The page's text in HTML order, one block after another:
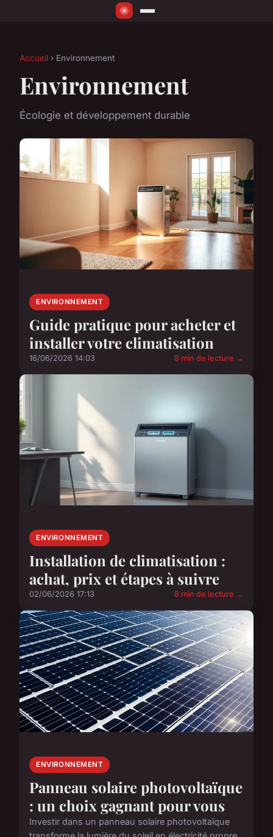
Accueil › Environnement
Environnement
Écologie et développement durable
ENVIRONNEMENT
Guide pratique pour acheter et
installer votre climatisation
16/06/2026 14:03 8 min de lecture →
ENVIRONNEMENT
Installation de climatisation :
achat, prix et étapes à suivre
02/06/2026 17:13 8 min de lecture →
ENVIRONNEMENT
Panneau solaire photovoltaïque
: un choix gagnant pour vous
Investir dans un panneau solaire photovoltaïque